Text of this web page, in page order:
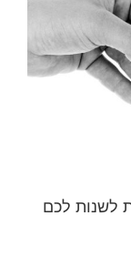
לשנות לכם